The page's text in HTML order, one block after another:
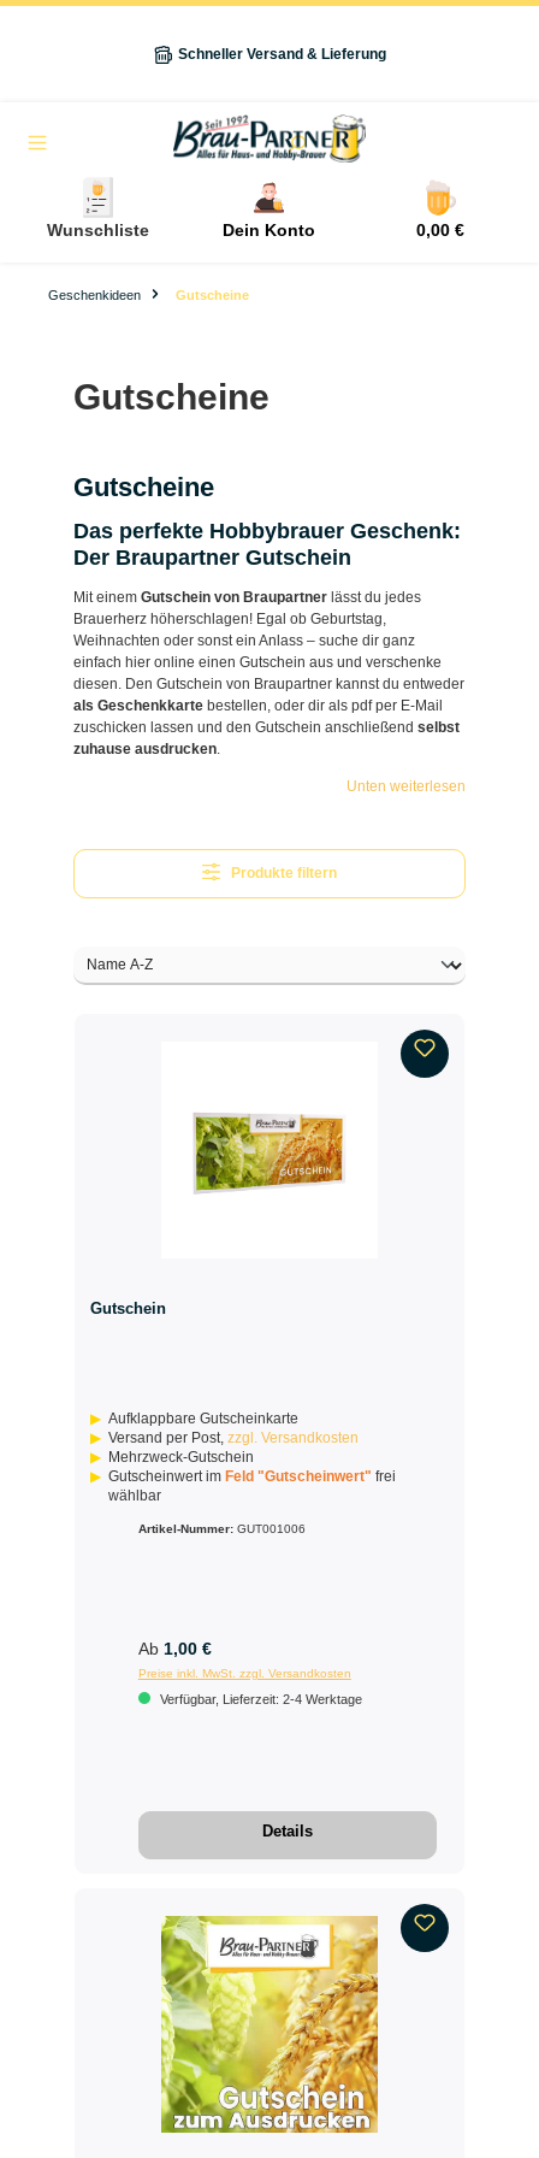
Schneller Versand & Lieferung
Wunschliste Dein Konto 0,00 €
Geschenkideen Gutscheine
Gutscheine
Gutscheine
Das perfekte Hobbybrauer Geschenk:
Der Braupartner Gutschein
Mit einem Gutschein von Braupartner lässt du jedes
Brauerherz höherschlagen! Egal ob Geburtstag,
Weihnachten oder sonst ein Anlass – suche dir ganz
einfach hier online einen Gutschein aus und verschenke
diesen. Den Gutschein von Braupartner kannst du entweder
als Geschenkkarte bestellen, oder dir als pdf per E-Mail
zuschicken lassen und den Gutschein anschließend selbst
zuhause ausdrucken.
Unten weiterlesen
Produkte filtern
Gutschein
Aufklappbare Gutscheinkarte
Versand per Post,zzgl. Versandkosten
Mehrzweck-Gutschein
Gutscheinwert imFeld "Gutscheinwert" frei
wählbar
Artikel-Nummer: GUT001006
Ab 1,00 €
Preise inkl. MwSt. zzgl. Versandkosten
Verfügbar, Lieferzeit: 2-4 Werktage
Details